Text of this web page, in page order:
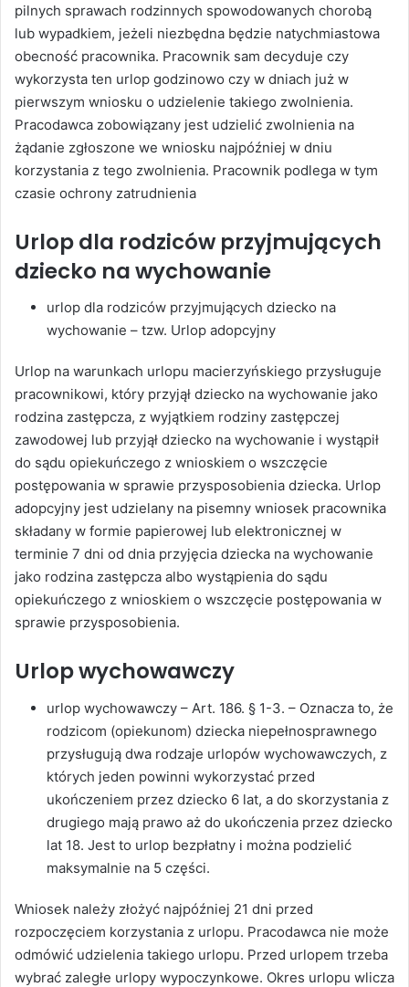
pilnych sprawach rodzinnych spowodowanych chorobą
lub wypadkiem, jeżeli niezbędna będzie natychmiastowa
obecność pracownika. Pracownik sam decyduje czy
wykorzysta ten urlop godzinowo czy w dniach już w
pierwszym wniosku o udzielenie takiego zwolnienia.
Pracodawca zobowiązany jest udzielić zwolnienia na
żądanie zgłoszone we wniosku najpóźniej w dniu
korzystania z tego zwolnienia. Pracownik podlega w tym
czasie ochrony zatrudnienia
Urlop dla rodziców przyjmujących
dziecko na wychowanie
urlop dla rodziców przyjmujących dziecko na
wychowanie – tzw. Urlop adopcyjny
Urlop na warunkach urlopu macierzyńskiego przysługuje
pracownikowi, który przyjął dziecko na wychowanie jako
rodzina zastępcza, z wyjątkiem rodziny zastępczej
zawodowej lub przyjął dziecko na wychowanie i wystąpił
do sądu opiekuńczego z wnioskiem o wszczęcie
postępowania w sprawie przysposobienia dziecka. Urlop
adopcyjny jest udzielany na pisemny wniosek pracownika
składany w formie papierowej lub elektronicznej w
terminie 7 dni od dnia przyjęcia dziecka na wychowanie
jako rodzina zastępcza albo wystąpienia do sądu
opiekuńczego z wnioskiem o wszczęcie postępowania w
sprawie przysposobienia.
Urlop wychowawczy
urlop wychowawczy – Art. 186. § 1-3. – Oznacza to, że
rodzicom (opiekunom) dziecka niepełnosprawnego
przysługują dwa rodzaje urlopów wychowawczych, z
których jeden powinni wykorzystać przed
ukończeniem przez dziecko 6 lat, a do skorzystania z
drugiego mają prawo aż do ukończenia przez dziecko
lat 18. Jest to urlop bezpłatny i można podzielić
maksymalnie na 5 części.
Wniosek należy złożyć najpóźniej 21 dni przed
rozpoczęciem korzystania z urlopu. Pracodawca nie może
odmówić udzielenia takiego urlopu. Przed urlopem trzeba
wybrać zaległe urlopy wypoczynkowe. Okres urlopu wlicza